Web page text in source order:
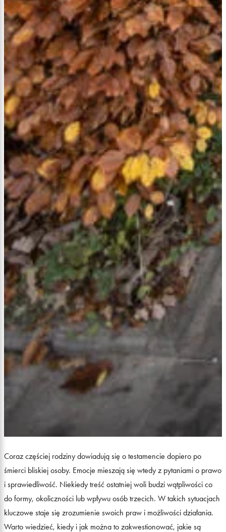
Coraz częściej rodziny dowiadują się o testamencie dopiero po
śmierci bliskiej osoby. Emocje mieszają się wtedy z pytaniami o prawo
i sprawiedliwość. Niekiedy treść ostatniej woli budzi wątpliwości co
do formy, okoliczności lub wpływu osób trzecich. W takich sytuacjach
kluczowe staje się zrozumienie swoich praw i możliwości działania.
Warto wiedzieć, kiedy i jak można to zakwestionować, jakie są